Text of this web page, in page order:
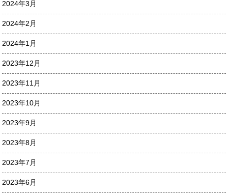
2024年3月
2024年2月
2024年1月
2023年12月
2023年11月
2023年10月
2023年9月
2023年8月
2023年7月
2023年6月